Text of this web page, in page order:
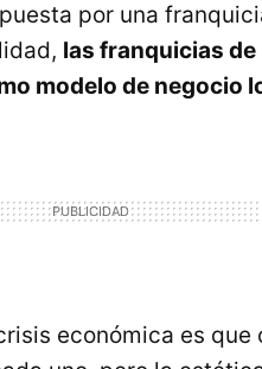
por una
las franquicias
modelo de negocio
económica es